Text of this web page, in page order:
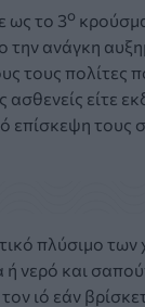
ως το 3ο
την ανάγκη
τους πολίτες
ασθενείς είτε
επίσκεψη τους
πλύσιμο των
νερό και
ιό εάν